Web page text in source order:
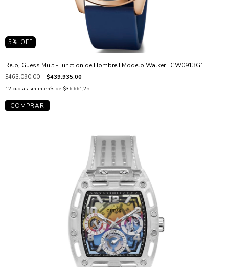
5 % OFF
Reloj Guess Multi-Function de Hombre I Modelo Walker I GW0913G1
$463.090,00 $439.935,00
12 cuotas sin interés de $36.661,25